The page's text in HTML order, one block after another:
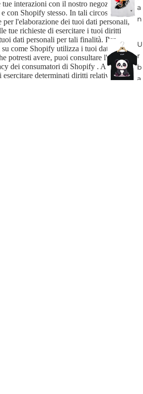
a
n
U
r
b
a
interazioni con il nostro negozio, oltre
con Shopify stesso. In tali circostanze,
per l'elaborazione dei tuoi dati personali,
tue richieste di esercitare i tuoi diritti
dati personali per tali finalità. Per
come Shopify utilizza i tuoi dati
potresti avere, puoi consultare l'
dei consumatori di Shopify . A seconda
determinati diritti relativi ai tuoi